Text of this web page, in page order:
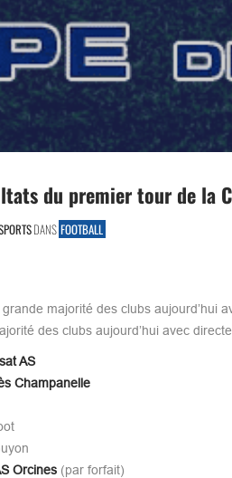
du premier tour de la
DANS FOOTBALL
majorité des clubs
des clubs aujourd’hui avec
AS
Champanelle
Orcines(par forfait)